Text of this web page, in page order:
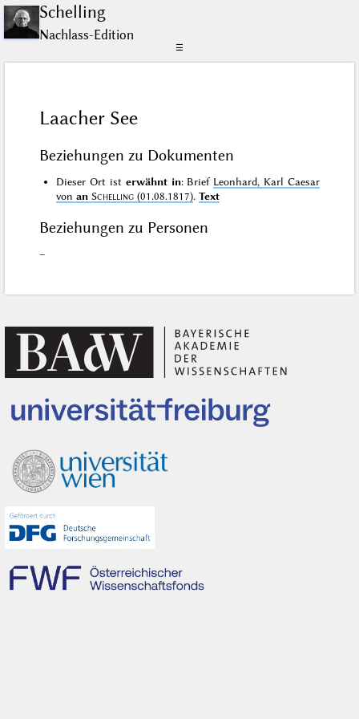
Schelling
Nachlass-Edition
☰
Laacher See
Beziehungen zu Dokumenten
Dieser Ort ist erwähnt in: Brief Leonhard, Karl Caesar
vonan Schelling (01.08.1817).Text
Beziehungen zu Personen
–